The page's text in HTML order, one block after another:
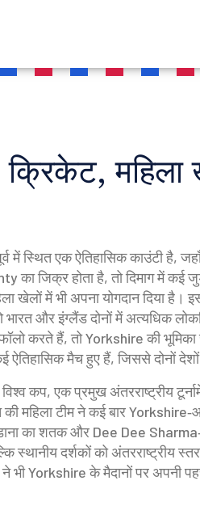
महिला
में स्थित एक ऐतिहासिक काउंटी है,
का जिक्र होता है, तो दिमाग में कई
खेलों में भी अपना योगदान दिया
और इंग्लैंड दोनों में अत्यधिक
करते हैं, तो Yorkshire की भूमिका
मैच हुए हैं, जिससे दोनों
विश्व कप,एक प्रमुख अंतरराष्ट्रीय
महिला टीम ने कई बार
का शतक और Dee Dee
स्थानीय दर्शकों को अंतरराष्ट्रीय
भी Yorkshire के मैदानों पर अपनी